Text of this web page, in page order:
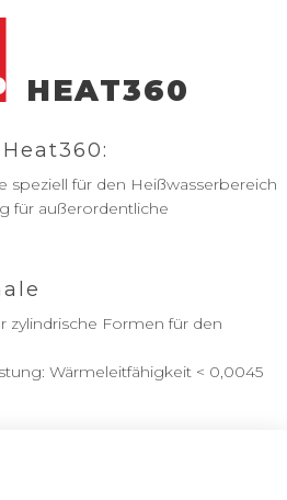
HEAT360
speziell für den Heißwasserbereich
für außerordentliche
zylindrische Formen für den
Wärmeleitfähigkeit < 0,0045